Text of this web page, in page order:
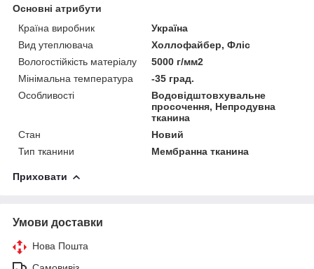
Основні атрибути
Країна виробник
Україна
Вид утеплювача
Холлофайбер, Фліс
Вологостійкість матеріалу
5000 г/мм2
Мінімальна температура
-35 град.
Особливості
Водовідштовхувальне
просочення, Непродувна
тканина
Стан
Новий
Тип тканини
Мембранна тканина
Приховати
Умови доставки
Нова Пошта